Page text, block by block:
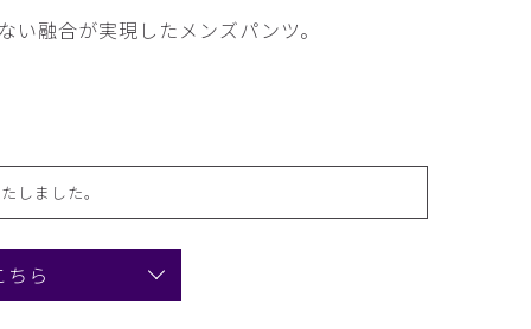
い融合が実現したメンズパンツ。
しました。
ちら